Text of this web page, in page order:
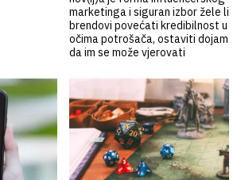
marketinga i siguran izbor žele li
brendovi povećati kredibilnost u
očima potrošača, ostaviti dojam
da im se može vjerovati